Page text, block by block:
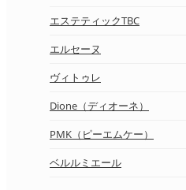
エステティックTBC
エルセーヌ
ヴィトゥレ
Dione（ディオーネ）
PMK（ピーエムケー）
ベルルミエール